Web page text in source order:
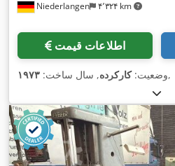
Niederlangen ۴٬۳۲۴ km
اطلاعات قیمت
وضعیت:کارکرده, سال ساخت: ۱۹۷۳ ,